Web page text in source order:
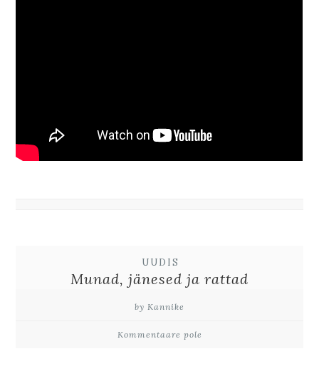
UUDIS
Munad, jänesed ja rattad
by Kannike
Kommentaare pole